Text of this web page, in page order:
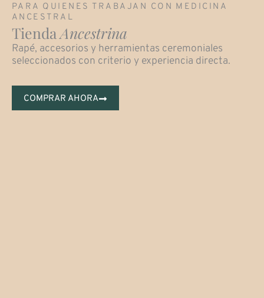
PARA QUIENES TRABAJAN CON MEDICINA
ANCESTRAL
TiendaAncestrina
Rapé, accesorios y herramientas ceremoniales
seleccionados con criterio y experiencia directa.
COMPRAR AHORA